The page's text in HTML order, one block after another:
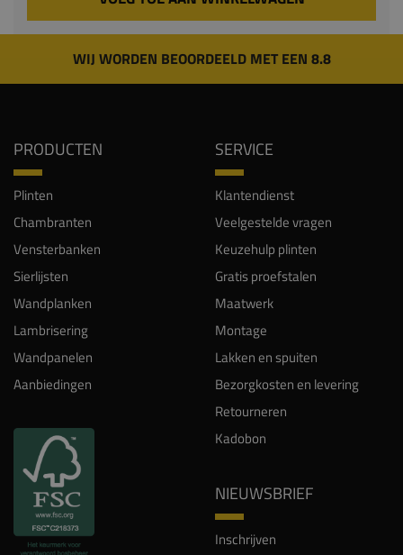
WIJ WORDEN BEOORDEELD MET EEN 8.8
PRODUCTEN
Plinten
Chambranten
Vensterbanken
Sierlijsten
Wandplanken
Lambrisering
Wandpanelen
Aanbiedingen
SERVICE
Klantendienst
Veelgestelde vragen
Keuzehulp plinten
Gratis proefstalen
Maatwerk
Montage
Lakken en spuiten
Bezorgkosten en levering
Retourneren
Kadobon
NIEUWSBRIEF
Inschrijven